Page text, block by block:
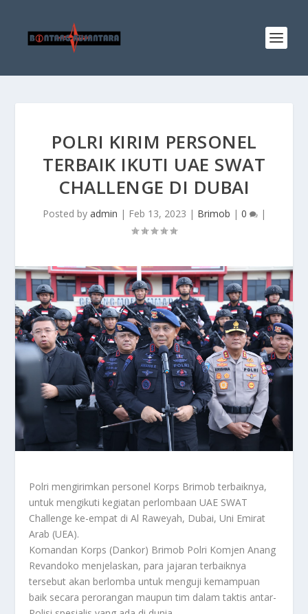
POLRI KIRIM PERSONEL
TERBAIK IKUTI UAE SWAT
CHALLENGE DI DUBAI
Posted by admin | Feb 13, 2023 | Brimob | 0 |
Polri mengirimkan personel Korps Brimob terbaiknya,
untuk mengikuti kegiatan perlombaan UAE SWAT
Challenge ke-empat di Al Raweyah, Dubai, Uni Emirat
Arab (UEA).
Komandan Korps (Dankor) Brimob Polri Komjen Anang
Revandoko menjelaskan, para jajaran terbaiknya
tersebut akan berlomba untuk menguji kemampuan
baik secara perorangan maupun tim dalam taktis antar-